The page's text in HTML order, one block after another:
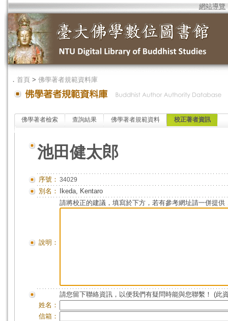
網站導覽
． 首頁 > 佛學著者規範資料庫
佛學著者檢索 查詢結果 佛學著者規範資料 校正著者資訊
池田健太郎
序號： 34029
別名： Ikeda, Kentaro
說明：
請將校正的建議，填寫於下方，若有參考網址請一併提供
請您留下聯絡資訊，以便我們有疑問時能與您聯繫！ (此
姓名：
信箱：